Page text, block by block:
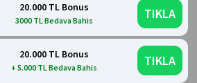
20.000 TL Bonus
3000 TL Bedava Bahis TIKLA
20.000 TL Bonus
+ 5.000 TL Bedava Bahis TIKLA